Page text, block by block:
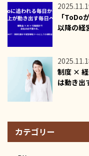
「ToDo
以降の経
制度 ×
は動き
カテゴリー